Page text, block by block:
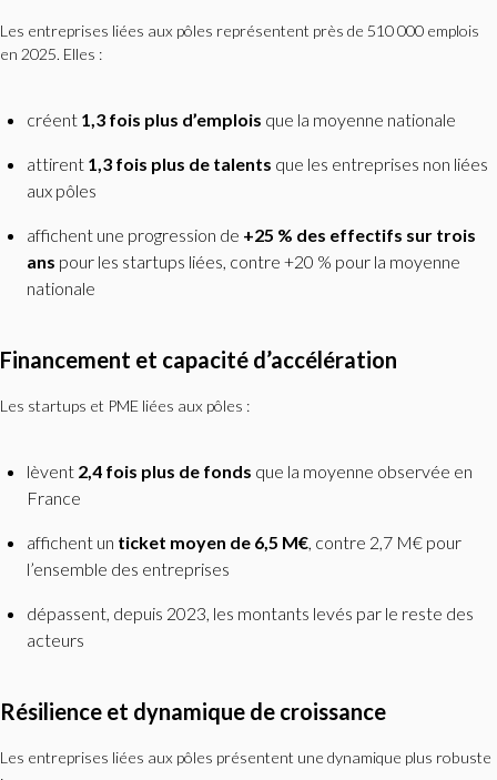
Les entreprises liées aux pôles représentent près de 510 000 emplois
en 2025. Elles :
créent 1,3 fois plus d’emplois que la moyenne nationale
attirent 1,3 fois plus de talents que les entreprises non liées
aux pôles
affichent une progression de +25 % des effectifs sur trois
ans pour les startups liées, contre +20 % pour la moyenne
nationale
Financement et capacité d’accélération
Les startups et PME liées aux pôles :
lèvent 2,4 fois plus de fonds que la moyenne observée en
France
affichent un ticket moyen de 6,5 M€, contre 2,7 M€ pour
l’ensemble des entreprises
dépassent, depuis 2023, les montants levés par le reste des
acteurs
Résilience et dynamique de croissance
Les entreprises liées aux pôles présentent une dynamique plus robuste